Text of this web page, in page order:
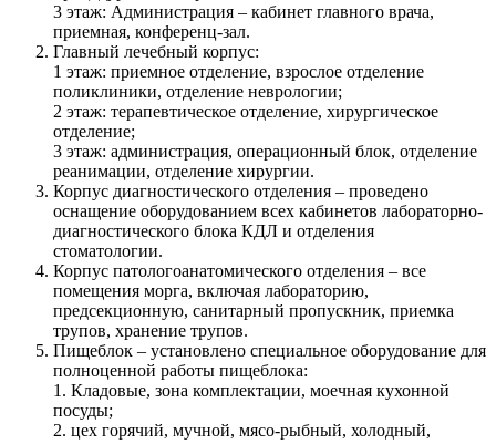
3 этаж: Администрация – кабинет главного врача,
приемная, конференц-зал.
Главный лечебный корпус:
1 этаж: приемное отделение, взрослое отделение
поликлиники, отделение неврологии;
2 этаж: терапевтическое отделение, хирургическое
отделение;
3 этаж: администрация, операционный блок, отделение
реанимации, отделение хирургии.
Корпус диагностического отделения – проведено
оснащение оборудованием всех кабинетов лабораторно-
диагностического блока КДЛ и отделения
стоматологии.
Корпус патологоанатомического отделения – все
помещения морга, включая лабораторию,
предсекционную, санитарный пропускник, приемка
трупов, хранение трупов.
Пищеблок – установлено специальное оборудование для
полноценной работы пищеблока:
1. Кладовые, зона комплектации, моечная кухонной
посуды;
2. цех горячий, мучной, мясо-рыбный, холодный,